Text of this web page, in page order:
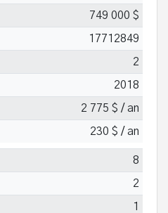
749 000 $
17712849
2
2018
2 775 $ / an
230 $ / an
8
2
1